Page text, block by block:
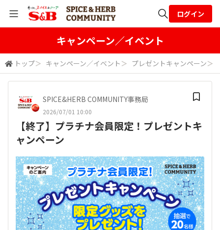
検索
ログイン
キャンペーン／イベント
トップ＞ キャンペーン／イベント ＞ プレゼントキャンペーン＞
SPICE&HERB COMMUNITY事務局
2026/07/01 10:00
【終了】プラチナ会員限定！プレゼントキ
ャンペーン